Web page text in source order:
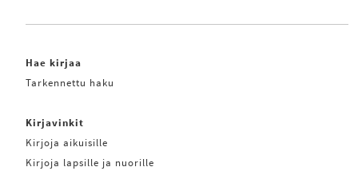
Hae kirjaa
Tarkennettu haku
Kirjavinkit
Kirjoja aikuisille
Kirjoja lapsille ja nuorille